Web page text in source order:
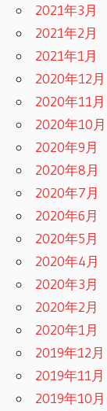
2021年3月
2021年2月
2021年1月
2020年12月
2020年11月
2020年10月
2020年9月
2020年8月
2020年7月
2020年6月
2020年5月
2020年4月
2020年3月
2020年2月
2020年1月
2019年12月
2019年11月
2019年10月